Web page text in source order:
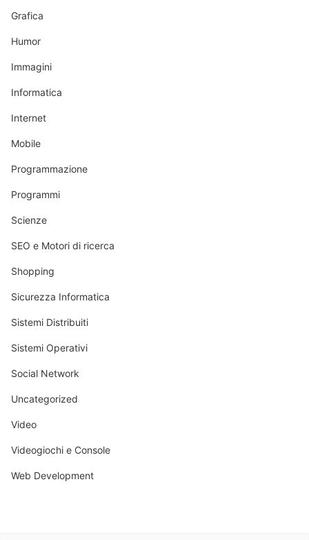
Grafica
Humor
Immagini
Informatica
Internet
Mobile
Programmazione
Programmi
Scienze
SEO e Motori di ricerca
Shopping
Sicurezza Informatica
Sistemi Distribuiti
Sistemi Operativi
Social Network
Uncategorized
Video
Videogiochi e Console
Web Development